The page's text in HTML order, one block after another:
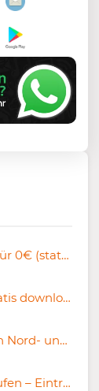
🗞️ 2 Ausgaben selber machen für 0€ (statt 10,50€) – aktiv kündigen!
Update!📚Thalia: Hörbücher gratis downloaden
👧Beim DLRG an der deutschen Nord- und Ostseeküste kostenloses Kindersuchband erhältlich
🧣Rosbacher Mineralwasser kaufen – Eintracht Frankfurt-Schal gratis erhalten